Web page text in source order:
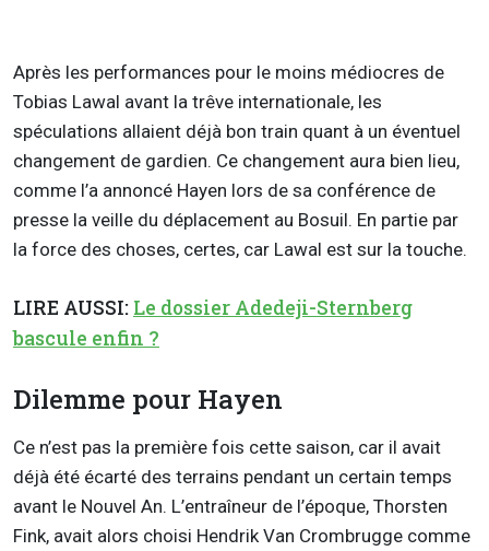
Après les performances pour le moins médiocres de
Tobias Lawal avant la trêve internationale, les
spéculations allaient déjà bon train quant à un éventuel
changement de gardien. Ce changement aura bien lieu,
comme l’a annoncé Hayen lors de sa conférence de
presse la veille du déplacement au Bosuil. En partie par
la force des choses, certes, car Lawal est sur la touche.
LIRE AUSSI: Le dossier Adedeji-Sternberg
bascule enfin ?
Dilemme pour Hayen
Ce n’est pas la première fois cette saison, car il avait
déjà été écarté des terrains pendant un certain temps
avant le Nouvel An. L’entraîneur de l’époque, Thorsten
Fink, avait alors choisi Hendrik Van Crombrugge comme